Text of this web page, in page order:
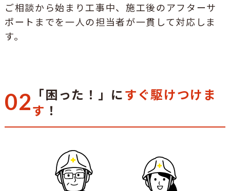
ご相談から始まり工事中、施工後のアフターサ
ポートまでを一人の担当者が一貫して対応しま
す。
02 「困った！」にすぐ駆けつけま
す ！